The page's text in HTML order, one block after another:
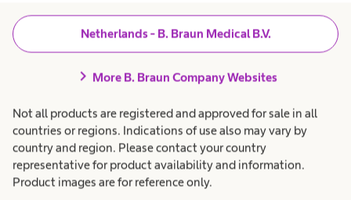
Netherlands - B. Braun Medical B.V.
chevron_right More B. Braun Company Websites
Not all products are registered and approved for sale in all
countries or regions. Indications of use also may vary by
country and region. Please contact your country
representative for product availability and information.
Product images are for reference only.
Interventionele vasculaire therapie
Neurochirurgie